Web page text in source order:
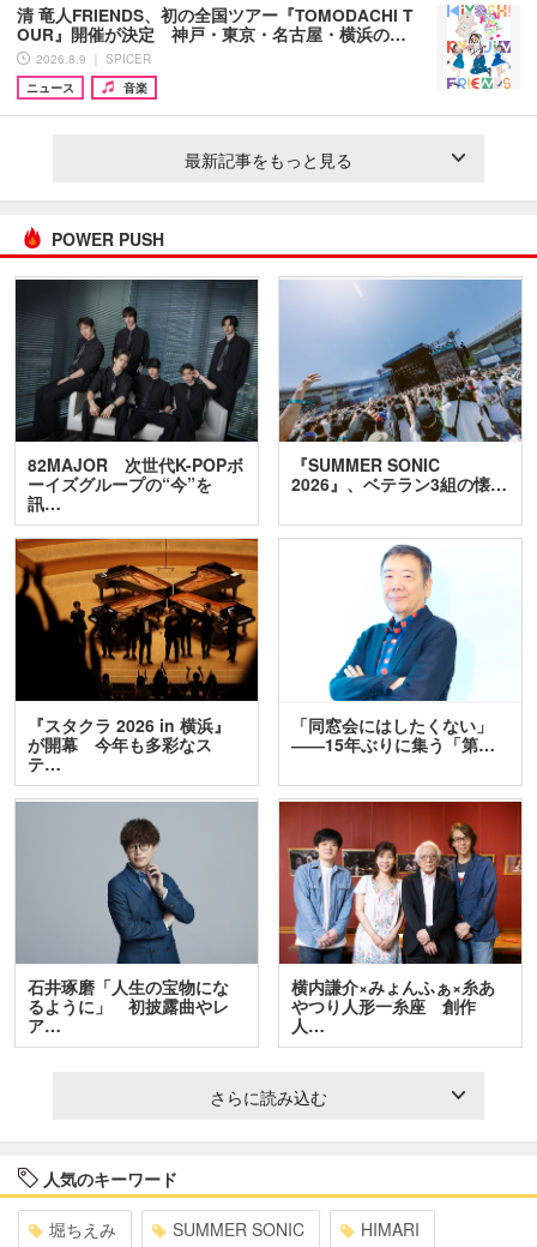
清 竜人FRIENDS、初の全国ツアー『TOMODACHI T
OUR』開催が決定 神戸・東京・名古屋・横浜の…
2026.8.9 ｜ SPICER
ニュース
音楽
最新記事をもっと見る
POWER PUSH
82MAJOR 次世代K-POPボ
ーイズグループの“今”を
訊…
『SUMMER SONIC
2026』、ベテラン3組の懐…
『スタクラ 2026 in 横浜』
が開幕 今年も多彩なス
テ…
「同窓会にはしたくない」
――15年ぶりに集う「第…
石井琢磨「人生の宝物にな
るように」 初披露曲やレ
ア…
横内謙介×みょんふぁ×糸あ
やつり人形一糸座 創作
人…
さらに読み込む
人気のキーワード
堀ちえみ SUMMER SONIC HIMARI